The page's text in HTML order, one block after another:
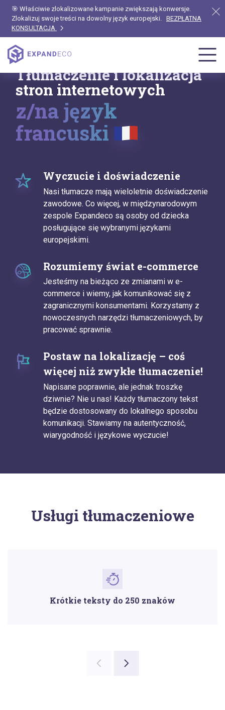
🎯 Właściwie zlokalizowane kampanie zwiększają konwersje.
Zlokalizuj swoje treści na dowolny język europejski. BEZPŁATNA
KONSULTACJA
Tłumaczenie i lokalizacja
stron internetowych
z/na język
francuski
Wyczucie i doświadczenie
Nasi tłumacze mają wieloletnie doświadczenie
zawodowe. Co więcej, w międzynarodowym
zespole Expandeco są osoby od dziecka
posługujące się wybranymi językami
europejskimi.
Rozumiemy świat e-commerce
Jesteśmy na bieżąco ze zmianami w e-
commerce i wiemy, jak komunikować się z
zagranicznymi konsumentami. Korzystamy z
nowoczesnych narzędzi tłumaczeniowych, by
pracować sprawnie.
Postaw na lokalizację – coś
więcej niż zwykłe tłumaczenie!
Napisane poprawnie, ale jednak troszkę
dziwnie? Nie u nas! Każdy tłumaczony tekst
będzie dostosowany do lokalnego sposobu
komunikacji. Stawiamy na autentyczność,
wiarygodność i językowe wyczucie!
Usługi tłumaczeniowe
Krótkie teksty do 250 znaków